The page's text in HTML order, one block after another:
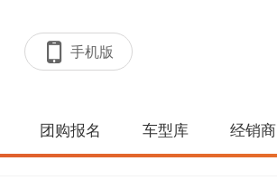
手机版
团购报名 车型库 经销商